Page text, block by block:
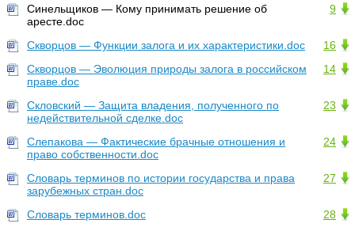
9
Синельщиков — Кому принимать решение об
аресте.doc
16
Скворцов — Функции залога и их характеристики.doc
14
Скворцов — Эволюция природы залога в российском
праве.doc
23
Скловский — Защита владения, полученного по
недействительной сделке.doc
24
Слепакова — Фактические брачные отношения и
право собственности.doc
27
Словарь терминов по истории государства и права
зарубежных стран.doc
28
Словарь терминов.doc